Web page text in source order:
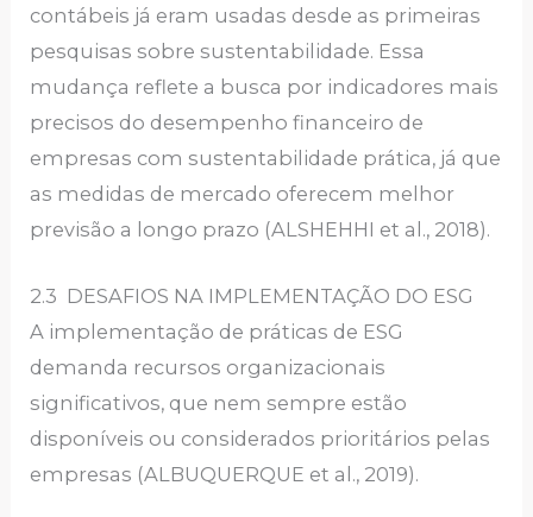
contábeis já eram usadas desde as primeiras
pesquisas sobre sustentabilidade. Essa
mudança reflete a busca por indicadores mais
precisos do desempenho financeiro de
empresas com sustentabilidade prática, já que
as medidas de mercado oferecem melhor
previsão a longo prazo (ALSHEHHI et al., 2018).
2.3 DESAFIOS NA IMPLEMENTAÇÃO DO ESG
A implementação de práticas de ESG
demanda recursos organizacionais
significativos, que nem sempre estão
disponíveis ou considerados prioritários pelas
empresas (ALBUQUERQUE et al., 2019).